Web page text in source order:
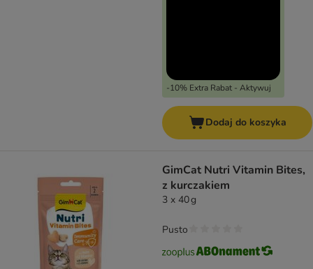
-10% Extra Rabat - Aktywuj
Dodaj do koszyka
GimCat Nutri Vitamin Bites,
z kurczakiem
3 x 40 g
Pusto